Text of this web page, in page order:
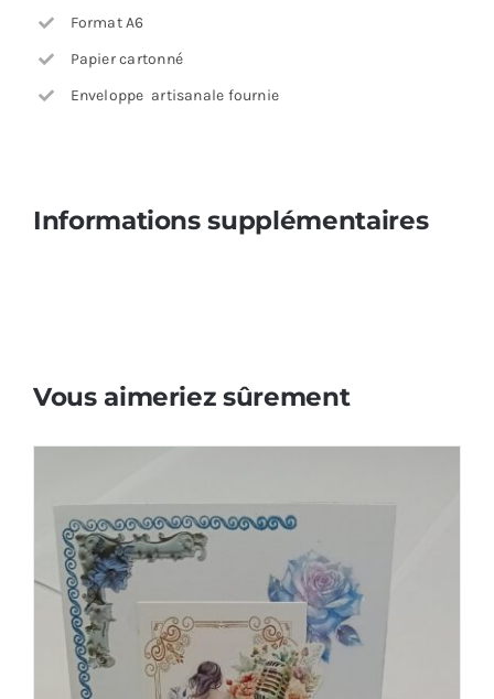
Format A6
Papier cartonné
Enveloppe artisanale fournie
Informations supplémentaires
Vous aimeriez sûrement